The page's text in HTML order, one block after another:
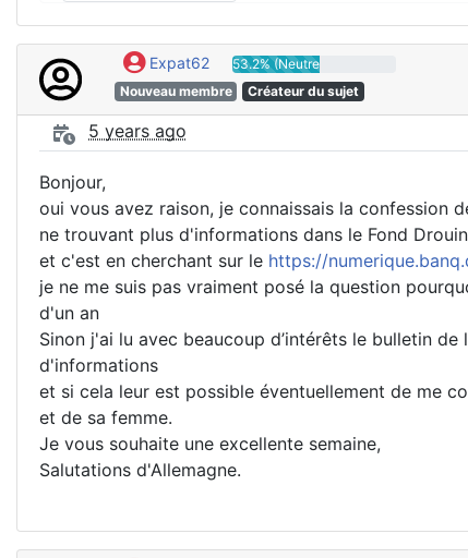
Expat62
53.2% (Neutre)
Nouveau membre
Créateur du sujet
5 years ago
Bonjour,
oui vous avez raison, je connaissais la confession
ne trouvant plus d'informations dans le Fond
et c'est en cherchant sur le https://
je ne me suis pas vraiment posé la question
d'un an
Sinon j'ai lu avec beaucoup d’intérêts le bulletin
d'informations
et si cela leur est possible éventuellement de me
et de sa femme.
Je vous souhaite une excellente semaine,
Salutations d'Allemagne.